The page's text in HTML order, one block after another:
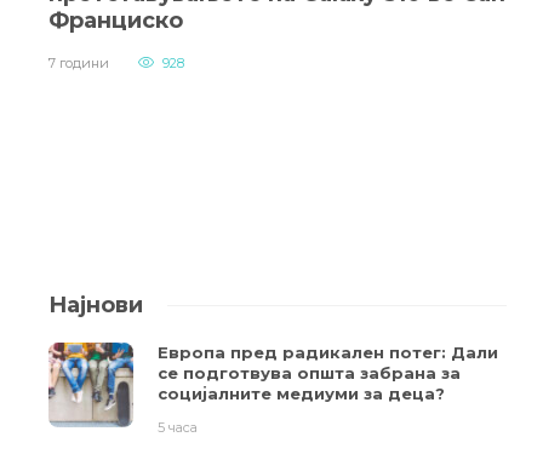
Франциско
7 години 928
Најнови
Европа пред радикален потег: Дали
се подготвува општа забрана за
социјалните медиуми за деца?
5 часа